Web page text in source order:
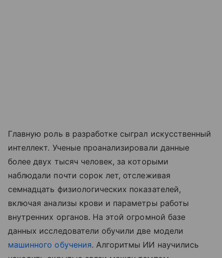
Главную роль в разработке сыграл искусственный
интеллект. Ученые проанализировали данные
более двух тысяч человек, за которыми
наблюдали почти сорок лет, отслеживая
семнадцать физиологических показателей,
включая анализы крови и параметры работы
внутренних органов. На этой огромной базе
данных исследователи обучили две модели
машинного обучения. Алгоритмы ИИ научились